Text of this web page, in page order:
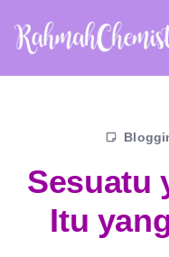
Sesuatu
Itu